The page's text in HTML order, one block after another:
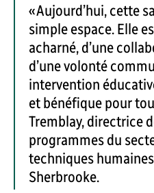
« Aujourd’hui, cette
simple espace. Elle
acharné, d’une
d’une volonté
intervention
et bénéfique pour
Tremblay, directrice
programmes du
techniques
Sherbrooke.